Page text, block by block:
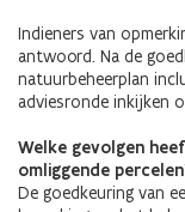
Indieners van
antwoord. Na de
natuurbeheerplan
adviesronde inkijken
Welke gevolgen
omliggende
De goedkeuring van